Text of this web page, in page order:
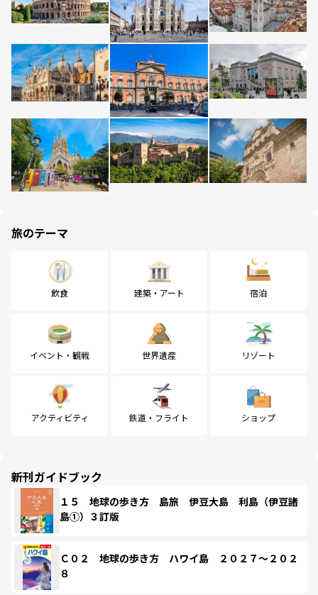
旅のテーマ
飲食 建築・アート 宿泊
イベント・観戦 世界遺産 リゾート
アクティビティ 鉄道・フライト ショップ
新刊ガイドブック
１５ 地球の歩き方 島旅 伊豆大島 利島（伊豆諸
島①）３訂版
Ｃ０２ 地球の歩き方 ハワイ島 ２０２７～２０２
８